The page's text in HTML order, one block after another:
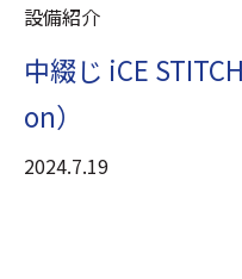
設備紹介
中綴じ iCE
on）
2024.7.19